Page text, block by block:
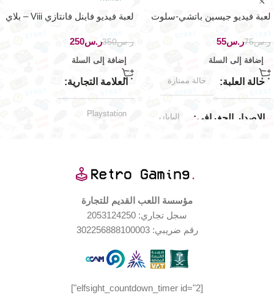
لعبة فيديو جيسين باتشي-سلوت
ر.س75ر.س55
إضافة إلى السلة
حالة العلبة حالة ممتازة
الإصدار الجغرافي اليابان
مستخدم بحالة جيدة جدا
لعبة فيديو فاينل فانتازي Viii – بلاي
ر.س350ر.س250
إضافة إلى السلة
العلامة التجارية
Playstation
الملحقات المتضمّنة
كاتالوج اللعبة
,
٤ أقراص اللعبة
منصات اللعب المدعومة
مؤسسة اللعب القديم للتجارة
سجل تجاري: 2053124250
رقم ضريبي: 302256888100003
[elfsight_countdown_timer id="2"]